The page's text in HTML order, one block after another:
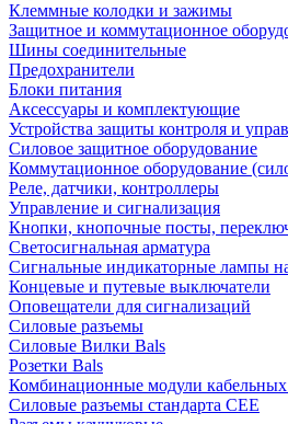
Клеммные колодки и зажимы
Защитное и коммутационное
Шины соединительные
Предохранители
Блоки питания
Аксессуары и комплектующие
Устройства защиты контроля и
Силовое защитное оборудование
Коммутационное оборудование
Реле, датчики, контроллеры
Управление и сигнализация
Кнопки, кнопочные посты,
Светосигнальная арматура
Сигнальные индикаторные лампы
Концевые и путевые выключатели
Оповещатели для сигнализаций
Силовые разъемы
Силовые Вилки Bals
Розетки Bals
Комбинационные модули кабельных
Силовые разъемы стандарта CEE